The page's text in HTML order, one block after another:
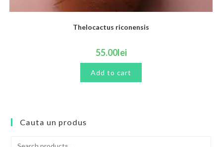
Thelocactus riconensis
55.00lei
Add to cart
Cauta un produs